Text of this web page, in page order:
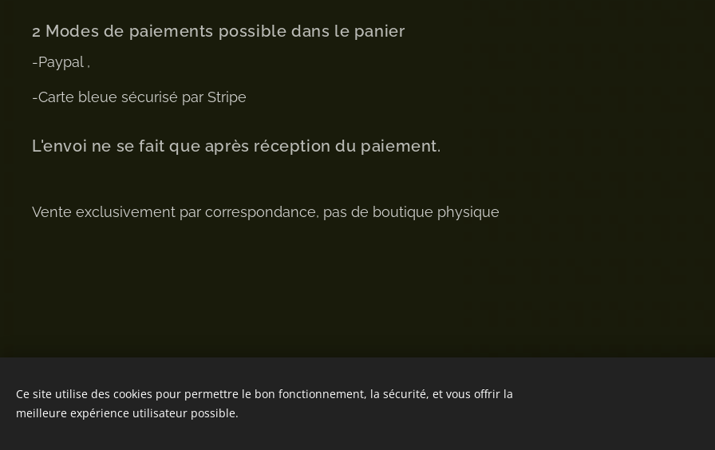
2 Modes de paiements possible dans le panier
-Paypal ,
-Carte bleue sécurisé par Stripe
L'envoi ne se fait que après réception du paiement.
Vente exclusivement par correspondance, pas de boutique physique
Ce site utilise des cookies pour permettre le bon fonctionnement, la sécurité, et vous offrir la
meilleure expérience utilisateur possible.